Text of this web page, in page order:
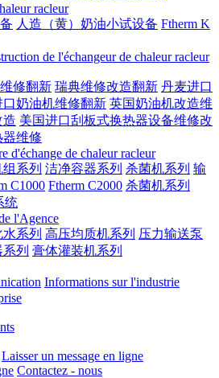
racleur
人造（黄）奶油小试设备 Ftherm K
de l'échangeur de chaleur racleur
修翻新 瑞典维修改造翻新 丹麦进口
口奶油机维修翻新 英国奶油机改造维
造 美国进口刮板式换热器设备维修改
维修
d'échange de chaleur racleur
系列 洁净容器系列 杀菌机系列 输
C1000 Ftherm C2000 杀菌机系列
统
l'Agence
系列 高压均质机系列 压力输送泵
列 膏体灌装机系列
Informations sur l'industrie
Laisser un message en ligne
Contactez - nous